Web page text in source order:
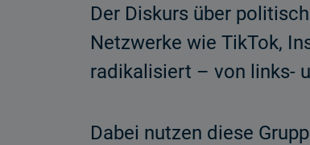
Der Diskurs über
Netzwerke wie TikTok,
radikalisiert – von links-
Dabei nutzen diese